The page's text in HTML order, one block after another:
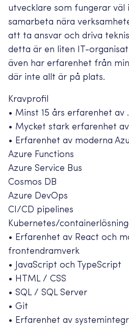
utvecklare som fungerar väl
samarbeta nära
att ta ansvar och driva
detta är en liten IT-
även har erfarenhet från
där inte allt är på plats.
Kravprofil
• Minst 15 års erfarenhet av
• Mycket stark erfarenhet
• Erfarenhet av moderna
Azure Functions
Azure Service Bus
Cosmos DB
Azure DevOps
CI/CD pipelines
Kubernetes/
• Erfarenhet av React och
frontendramverk
• JavaScript och TypeScript
• HTML / CSS
• SQL / SQL Server
• Git
• Erfarenhet av